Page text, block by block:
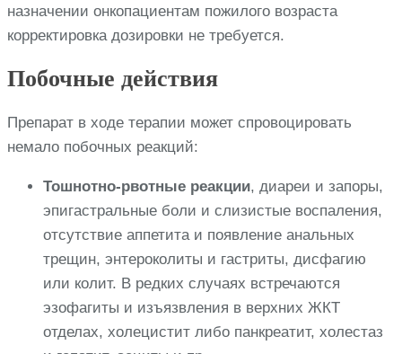
назначении онкопациентам пожилого возраста
корректировка дозировки не требуется.
Побочные действия
Препарат в ходе терапии может спровоцировать
немало побочных реакций:
Тошнотно-рвотные реакции, диареи и запоры,
эпигастральные боли и слизистые воспаления,
отсутствие аппетита и появление анальных
трещин, энтероколиты и гастриты, дисфагию
или колит. В редких случаях встречаются
эзофагиты и изъязвления в верхних ЖКТ
отделах, холецистит либо панкреатит, холестаз